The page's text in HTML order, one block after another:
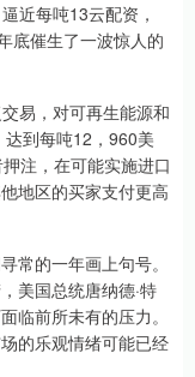
近每吨13云配资，
底催生了一波惊人的
易，对可再生能源和
到每吨12，960美
注，在可能实施进口
地区的买家支付更高
的一年画上句号。
美国总统唐纳德·特
临前所未有的压力。
的乐观情绪可能已经